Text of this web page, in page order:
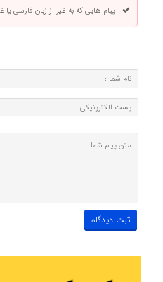
پیام هایی که به غیر از زبان فارسی